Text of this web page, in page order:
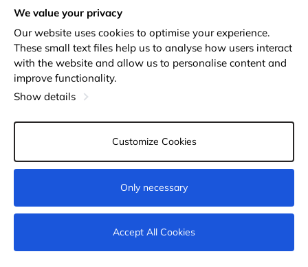
Not available
Rīga, Augusta Deglava 69d, LV-1082
About us
Stores
Shipping and payment
Loyalty Cards
Privacy Policy
Terms and conditions
Returns
Cookie settings
© 2011-2026 MNOGOKNIG
We value your privacy
Our website uses cookies to optimise your experience.
These small text files help us to analyse how users interact
with the website and allow us to personalise content and
improve functionality.
Show details
Customize Cookies
Only necessary
Accept All Cookies